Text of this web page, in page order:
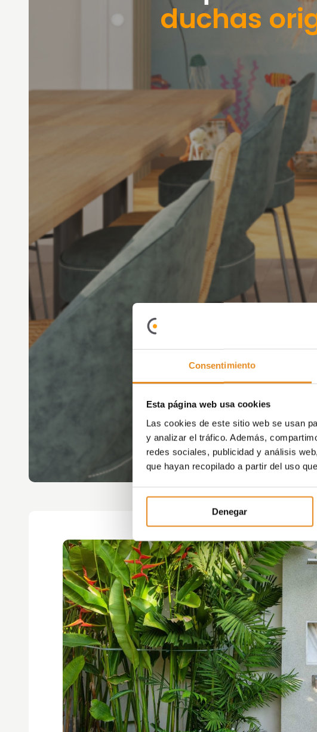
Consentimiento
Esta página web usa cookies
Las cookies de este sitio web se usan
y analizar el tráfico. Además,
redes sociales, publicidad y análisis
que hayan recopilado a partir del uso
Denegar
duchas